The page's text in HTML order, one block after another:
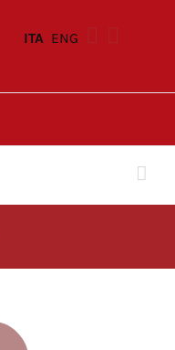
ITA ENG